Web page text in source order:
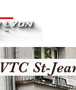
VTC St-